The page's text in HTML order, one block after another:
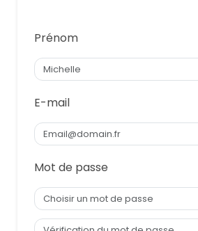
Prénom
E-mail
Mot de passe